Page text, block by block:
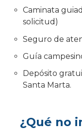
Caminata
solicitud)
Seguro de
Guía
Depósito
Santa Marta.
¿Qué no